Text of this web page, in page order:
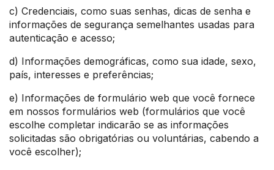
c) Credenciais, como suas senhas, dicas de senha e
informações de segurança semelhantes usadas para
autenticação e acesso;
d) Informações demográficas, como sua idade, sexo,
país, interesses e preferências;
e) Informações de formulário web que você fornece
em nossos formulários web (formulários que você
escolhe completar indicarão se as informações
solicitadas são obrigatórias ou voluntárias, cabendo a
você escolher);